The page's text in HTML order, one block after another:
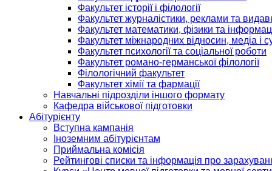
Факультет історії і філології
Факультет журналістики, реклами та
Факультет математики, фізики та
Факультет міжнародних відносин, медіа і
Факультет психології та соціальної роботи
Факультет романо-германської філології
Філологічний факультет
Факультет хімії та фармації
Навчальні підрозділи іншого формату
Кафедра військової підготовки
Абітурієнту
Вступна кампанія
Іноземним абітурієнтам
Приймальна комісія
Рейтингові списки та інформація про